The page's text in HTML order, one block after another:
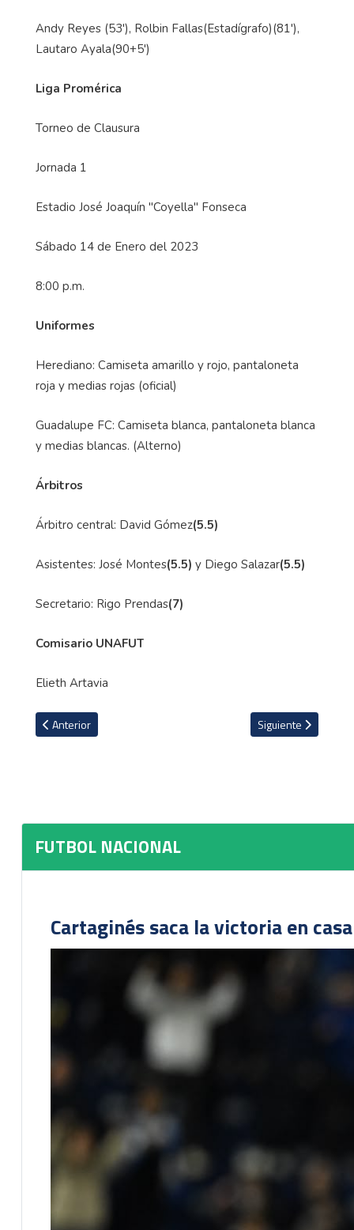
Andy Reyes (53'), Rolbin Fallas(Estadígrafo)(81'),
Lautaro Ayala(90+5')
Liga Promérica
Torneo de Clausura
Jornada 1
Estadio José Joaquín "Coyella" Fonseca
Sábado 14 de Enero del 2023
8:00 p.m.
Uniformes
Herediano: Camiseta amarillo y rojo, pantaloneta
roja y medias rojas (oficial)
Guadalupe FC: Camiseta blanca, pantaloneta blanca
y medias blancas. (Alterno)
Árbitros
Árbitro central: David Gómez(5.5)
Asistentes: José Montes(5.5) y Diego Salazar(5.5)
Secretario: Rigo Prendas(7)
Comisario UNAFUT
Elieth Artavia
Artículo anterior: Andrés Carevic: "Estuvimos a la altura en una
Anterior Artículo siguiente:
Siguiente
FUTBOL NACIONAL
Cartaginés saca la victoria en